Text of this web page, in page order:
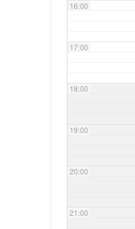
16:00
17:00
18:00
19:00
20:00
21:00